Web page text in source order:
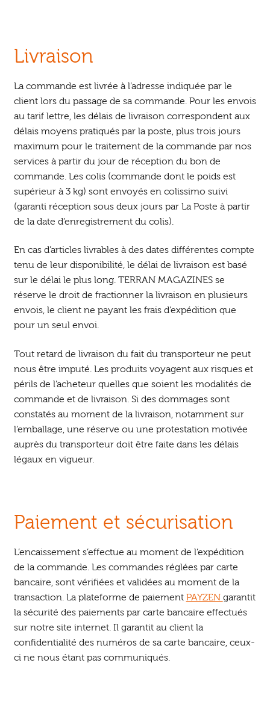
Livraison
La commande est livrée à l’adresse indiquée par le
client lors du passage de sa commande. Pour les envois
au tarif lettre, les délais de livraison correspondent aux
délais moyens pratiqués par la poste, plus trois jours
maximum pour le traitement de la commande par nos
services à partir du jour de réception du bon de
commande. Les colis (commande dont le poids est
supérieur à 3 kg) sont envoyés en colissimo suivi
(garanti réception sous deux jours par La Poste à partir
de la date d’enregistrement du colis).
En cas d’articles livrables à des dates différentes compte
tenu de leur disponibilité, le délai de livraison est basé
sur le délai le plus long. TERRAN MAGAZINES se
réserve le droit de fractionner la livraison en plusieurs
envois, le client ne payant les frais d’expédition que
pour un seul envoi.
Tout retard de livraison du fait du transporteur ne peut
nous être imputé. Les produits voyagent aux risques et
périls de l’acheteur quelles que soient les modalités de
commande et de livraison. Si des dommages sont
constatés au moment de la livraison, notamment sur
l’emballage, une réserve ou une protestation motivée
auprès du transporteur doit être faite dans les délais
légaux en vigueur.
Paiement et sécurisation
L’encaissement s’effectue au moment de l’expédition
de la commande. Les commandes réglées par carte
bancaire, sont vérifiées et validées au moment de la
transaction. La plateforme de paiement PAYZEN garantit
la sécurité des paiements par carte bancaire effectués
sur notre site internet. Il garantit au client la
confidentialité des numéros de sa carte bancaire, ceux-
ci ne nous étant pas communiqués.